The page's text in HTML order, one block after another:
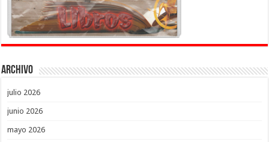
Archivo
julio 2026
junio 2026
mayo 2026